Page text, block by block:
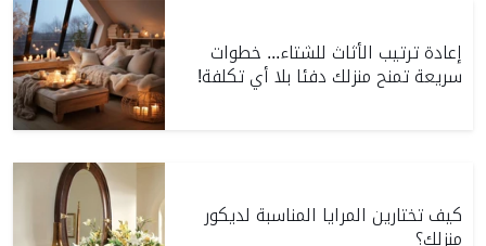
إعادة ترتيب الأثاث للشتاء... خطوات
سريعة تمنح منزلك دفئا بلا أي تكلفة!
كيف تختارين المرايا المناسبة لديكور
منزلك؟